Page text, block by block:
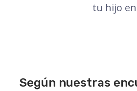
tu hijo
Según nuestras